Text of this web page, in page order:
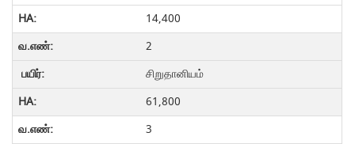
14,400
2
சிறுதானியம்
61,800
3